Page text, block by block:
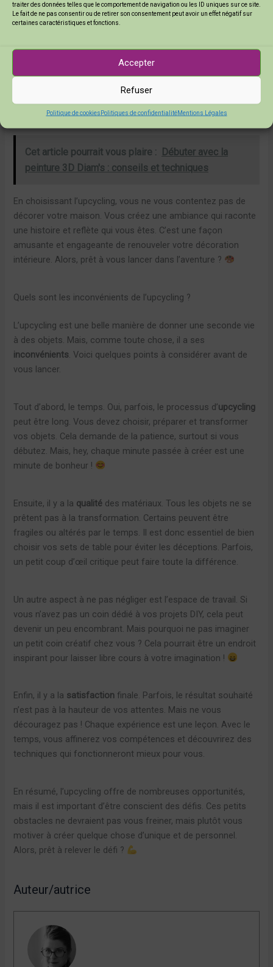
traiter des données telles que le comportement de navigation ou les ID uniques sur ce site.
Le fait de ne pas consentir ou de retirer son consentement peut avoir un effet négatif sur
certaines caractéristiques et fonctions.
Accepter
Refuser
Politique de cookiesPolitiques de confidentialitéMentions Légales
Durabilité: En réutilisant des matériaux, vous
réduisez les déchets et l’impact environnemental.
pour la planète !
: L’upcycling stimule votre imagination.
Vous pouvez expérimenter, jouer avec les textures
!
Cet article pourrait vous plaire :
Débuter avec la
peinture 3D Diam's : conseils et techniques
En choisissant l’upcycling, vous ne vous contentez pas de
décorer votre maison. Vous créez une ambiance qui raconte
une histoire et reflète qui vous êtes. C’est une façon
amusante et engageante de renouveler votre décoration
intérieure. Alors, prêt à vous lancer dans l’aventure ?
Quels sont les inconvénients de l’upcycling ?
L’upcycling est une belle manière de donner une seconde vie
à des objets. Mais, comme toute chose, il a ses
inconvénients. Voici quelques points à considérer avant de
vous lancer.
Tout d’abord, le temps. Oui, parfois, le processus d’upcycling
peut être long. Vous devez choisir, préparer et transformer
vos objets. Cela demande de la patience, surtout si vous
débutez. Mais, hey, chaque minute passée à créer est une
minute de bonheur !
Ensuite, il y a la qualité des matériaux. Tous les objets ne se
prêtent pas à la transformation. Certains peuvent être
fragiles ou altérés par le temps. Il est donc essentiel de bien
choisir vos sets de table pour éviter les déceptions. Parfois,
un petit coup d’œil critique peut faire toute la différence.
Un autre aspect à ne pas négliger est l’espace de travail. Si
vous n’avez pas un coin dédié à vos projets DIY, cela peut
devenir un peu encombrant. Mais pourquoi ne pas imaginer
un petit coin créatif chez vous ? Cela pourrait être un endroit
inspirant pour laisser libre cours à votre imagination !
Enfin, il y a la satisfaction finale. Parfois, le résultat souhaité
n’est pas à la hauteur de vos attentes. Mais ne vous
découragez pas ! Chaque expérience est une leçon. Avec le
temps, vous affinerez vos compétences et découvrirez des
techniques qui fonctionneront mieux pour vous.
En résumé, l’upcycling offre de nombreuses opportunités,
mais il est important d’être conscient des défis. Ces petits
obstacles ne devraient pas vous freiner, mais plutôt vous
motiver à créer quelque chose d’unique et de personnel.
Alors, prêt à relever le défi ?
Auteur/autrice